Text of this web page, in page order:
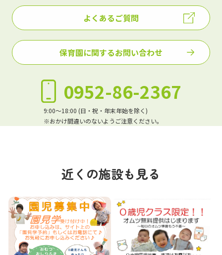
よくあるご質問
保育園に関するお問い合わせ
0952-86-2367
9:00～18:00 (日・祝・年末年始を除く)
※おかけ間違いのないようご注意ください。
近くの施設も見る